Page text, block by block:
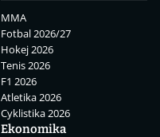
MMA
Fotbal 2026/27
Hokej 2026
Tenis 2026
F1 2026
Atletika 2026
Cyklistika 2026
Ekonomika